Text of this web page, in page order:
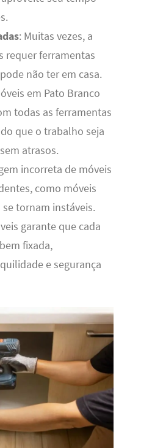
: Muitas vezes, a
requer ferramentas
não ter em casa.
em Pato Branco
todas as ferramentas
que o trabalho seja
atrasos.
incorreta de móveis
como móveis
tornam instáveis.
garante que cada
fixada,
e segurança